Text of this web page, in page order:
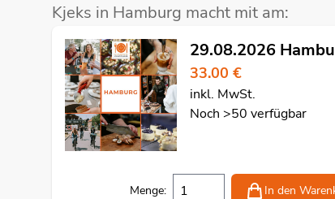
Kjeks in Hamburg macht mit am:
29.08.2026
33.00 €
inkl. MwSt.
Noch >50 verfügbar
Menge: In den